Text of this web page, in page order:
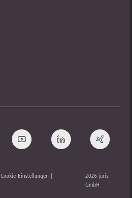
Cookie-Einstellungen
2026 juris
GmbH